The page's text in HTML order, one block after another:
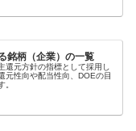
銘柄（企業）の一覧
還元方針の指標として採用し
元性向や配当性向、DOEの目
。